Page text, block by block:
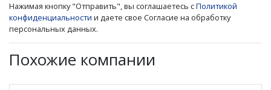
Нажимая кнопку "Отправить", вы соглашаетесь сПолитикой
конфиденциальности и даете свое Согласие на обработку
персональных данных.
Похожие компании